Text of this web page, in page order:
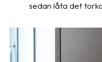
sedan låta det